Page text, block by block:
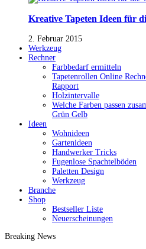
Kreative Tapeten Ideen für
2. Februar 2015
Werkzeug
Rechner
Farbbedarf ermitteln
Tapetenrollen Online
Rapport
Holzintervalle
Welche Farben passen
Grün Gelb
Ideen
Wohnideen
Gartenideen
Handwerker Tricks
Fugenlose Spachtelböden
Paletten Design
Werkzeug
Branche
Shop
Bestseller Liste
Neuerscheinungen
Breaking News